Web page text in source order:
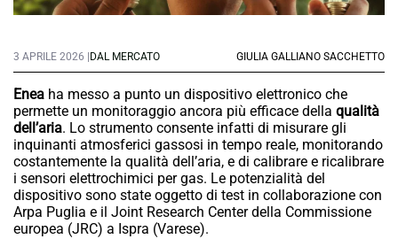
3 APRILE 2026 | DAL MERCATO GIULIA GALLIANO SACCHETTO
Enea ha messo a punto un dispositivo elettronico che
permette un monitoraggio ancora più efficace della qualità
dell’aria. Lo strumento consente infatti di misurare gli
inquinanti atmosferici gassosi in tempo reale, monitorando
costantemente la qualità dell’aria, e di calibrare e ricalibrare
i sensori elettrochimici per gas. Le potenzialità del
dispositivo sono state oggetto di test in collaborazione con
Arpa Puglia e il Joint Research Center della Commissione
europea (JRC) a Ispra (Varese).